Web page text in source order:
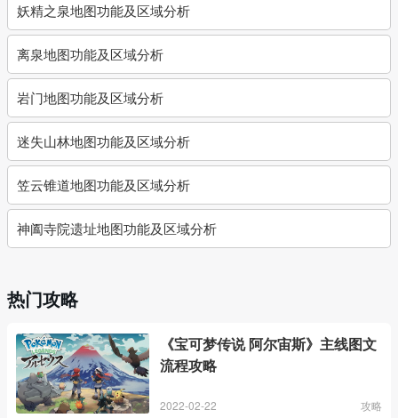
妖精之泉地图功能及区域分析
离泉地图功能及区域分析
岩门地图功能及区域分析
迷失山林地图功能及区域分析
笠云锥道地图功能及区域分析
神阖寺院遗址地图功能及区域分析
热门攻略
《宝可梦传说 阿尔宙斯》主线图文
流程攻略
2022-02-22 攻略